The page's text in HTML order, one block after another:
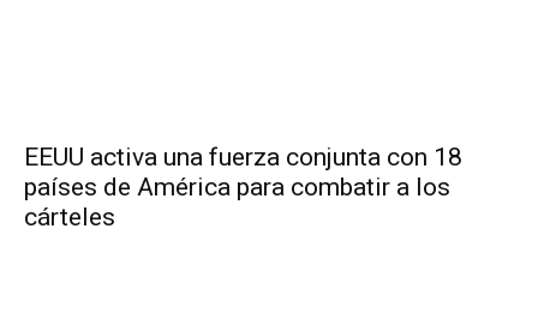
EEUU activa una fuerza conjunta con 18
países de América para combatir a los
cárteles